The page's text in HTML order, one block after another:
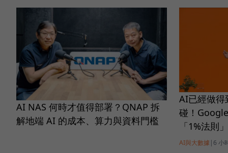
AI NAS 何時才值得部署？QNAP 拆
解地端 AI 的成本、算力與資料門檻
AI已經做得
碰！
「1%法則」
AI與大數據 | 6 小